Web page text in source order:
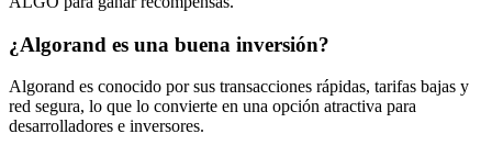
¿Algorand es una buena inversión?
Algorand es conocido por sus transacciones rápidas, tarifas bajas y
red segura, lo que lo convierte en una opción atractiva para
desarrolladores e inversores.